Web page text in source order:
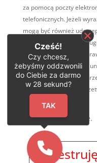
za pomocą poczty
telefonicznych. Jeżeli
mogą być również
marketingowych.
wniesienia sprzeciwu,
ich sprostowania, ich
przetwarzania, prawo
informacje na temat
* Pola obowiązkowe.
Cześć!
Czy chcesz,
żebyśmy oddzwonili
do Ciebie za darmo
w 28 sekund?
TAK